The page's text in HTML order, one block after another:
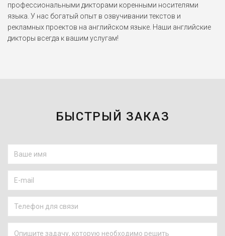
профессиональными дикторами коренными носителями
языка. У нас богатый опыт в озвучивании текстов и
рекламных проектов на английском языке. Наши английские
дикторы всегда к вашим услугам!
БЫСТРЫЙ ЗАКАЗ